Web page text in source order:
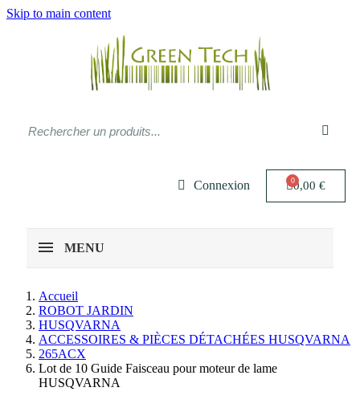
Skip to main content
Connexion 0,00 €
MENU
Accueil
ROBOT JARDIN
HUSQVARNA
ACCESSOIRES & PIÈCES DÉTACHÉES HUSQVARNA
265ACX
Lot de 10 Guide Faisceau pour moteur de lame
HUSQVARNA